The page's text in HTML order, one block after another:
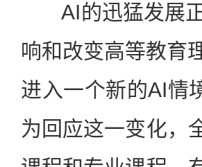
AI的迅猛发展正
响和改变高等教育
进入一个新的AI情
为回应这一变化，